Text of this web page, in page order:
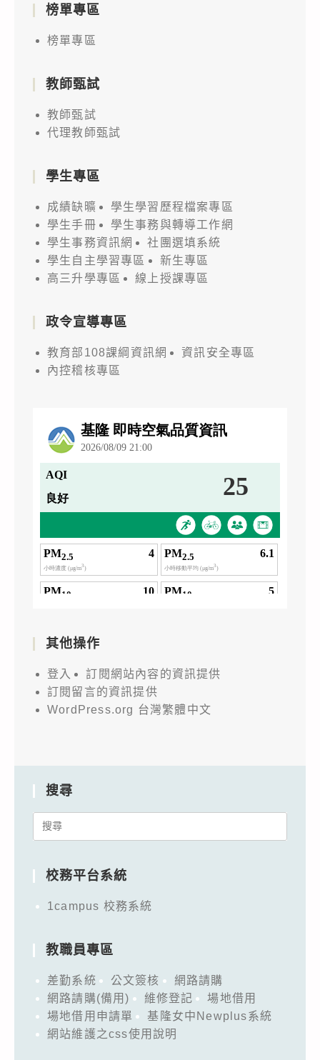
榜單專區
榜單專區
教師甄試
教師甄試
代理教師甄試
學生專區
成績缺曠
學生學習歷程檔案專區
學生手冊
學生事務與轉導工作網
學生事務資訊網
社團選填系統
學生自主學習專區
新生專區
高三升學專區
線上授課專區
政令宣導專區
教育部108課綱資訊網
資訊安全專區
內控稽核專區
其他操作
登入
訂閱網站內容的資訊提供
訂閱留言的資訊提供
WordPress.org 台灣繁體中文
搜尋
Search
校務平台系統
1campus 校務系統
教職員專區
差勤系統 公文簽核
網路請購
網路請購(備用)
維修登記
場地借用
場地借用申請單
基隆女中Newplus系統
網站維護之css使用說明